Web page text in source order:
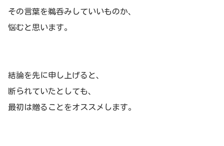
その言葉を鵜呑みしていいものか、
悩むと思います。
結論を先に申し上げると、
断られていたとしても、
最初は贈ることをオススメします。